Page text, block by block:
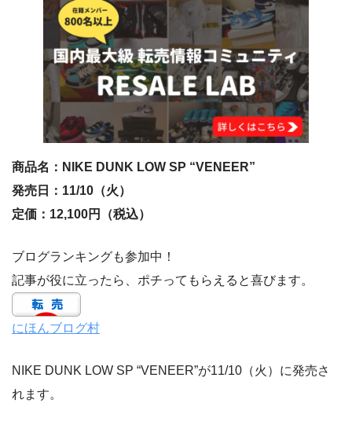
商品名：NIKE DUNK LOW SP “VENEER”
発売日：11/10（火）
定価：12,100円（税込）
ブログランキングも参加中！
記事が役に立ったら、ポチってもらえると喜びます。
にほんブログ村
NIKE DUNK LOW SP “VENEER”が11/10（火）に発売さ
れます。